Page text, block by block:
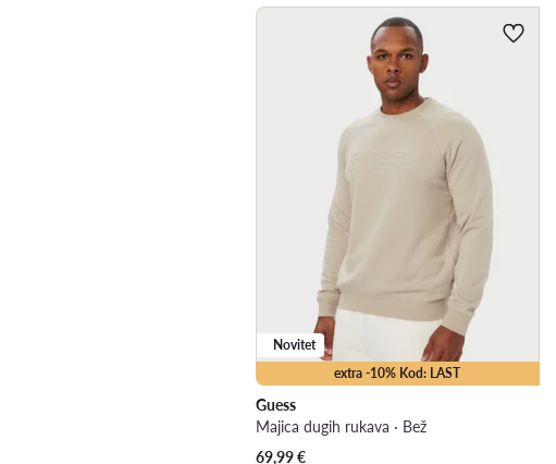
extra -10% Kod: LAST
Novitet
Guess
Majica dugih rukava · Bež
69,99€